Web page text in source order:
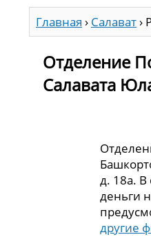
Главная › Салават›
Отделение
Салавата
д. 18а.
деньги
другие